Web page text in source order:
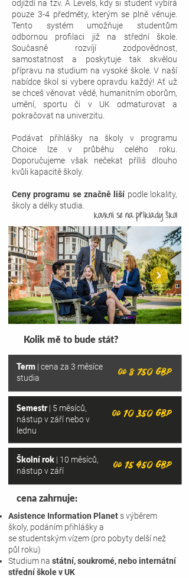
odjíždí na tzv. A Levels, kdy si student vybírá
pouze 3-4 předměty, kterým se plně věnuje.
Tento systém umožňuje studentům
odbornou profilaci již na střední škole.
Současně rozvíjí zodpovědnost,
samostatnost a poskytuje tak skvělou
přípravu na studium na vysoké škole. V naší
nabídce škol si vybere opravdu každý! Ať už
se chceš věnovat vědě, humanitním oborům,
umění, sportu či v UK odmaturovat a
pokračovat na univerzitu.
Podávat přihlášky na školy v programu
Choice lze v průběhu celého roku.
Doporučujeme však nečekat příliš dlouho
kvůli kapacitě školy.
Ceny programu se značně liší podle lokality,
školy a délky studia.
koukni sena příklady škol
Kolik mě to bude stát?
Term | cena za 3 měsíce
studia
od 8 750 GBP
Semestr| 5 měsíců,
nástup v září nebo v
lednu
od 10 350 GBP
Školní rok | 10 měsíců,
nástup v září
od 15 450 GBP
cena zahrnuje:
Asistence Information Planet s výběrem
školy, podáním přihlášky a
se studentskýmvízem (pro pobyty delší než
půl roku)
Studium na státní, soukromé, nebo internátní
střední škole v UK